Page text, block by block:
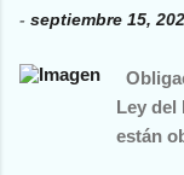
a
del
- septiembre 15,
Ley del
están